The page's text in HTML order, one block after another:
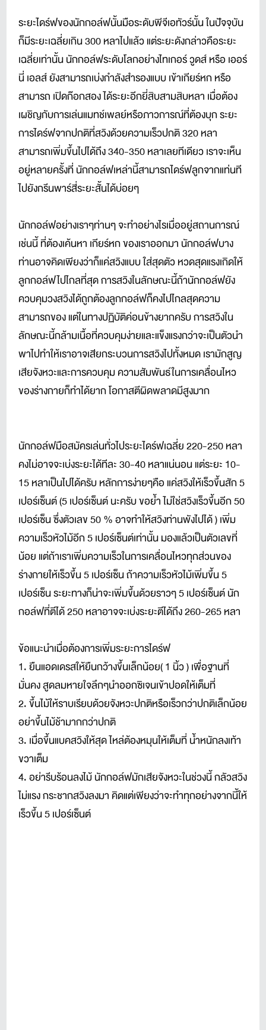
ระยะไดร์ฟของนักกอล์ฟนั้นมือระดับพีจีเอทัวร์นั้น ในปัจจุบัน
ก็มีระยะเฉลี่ยเกิน 300 หลาไปแล้ว แต่ระยะดังกล่าวคือระยะ
เฉลี่ยเท่านั้น นักกอล์ฟระดับโลกอย่างไทเกอร์ วูดส์ หรือ เออร์
นี่ เอลส์ ยังสามารถเบ่งกำลังสำรองแบบ เข้าเกียร์หก หรือ
สามารถ เปิดก๊อกสอง ได้ระยะอีกยี่สิบสามสิบหลา เมื่อต้อง
เผชิญกับการเล่นแมทช์เพลย์หรือภาวการณ์ที่ต้องบุก ระยะ
การไดร์ฟจากปกติที่สวิงด้วยความเร็วปกติ 320 หลา
สามารถเพิ่มขึ้นไปได้ถึง 340-350 หลาเลยทีเดียว เราจะเห็น
อยู่หลายครั้งที่ นักกอล์ฟเหล่านี้สามารถไดร์ฟลูกจากแท่นที
ไปยังกรีนพาร์สี่ระยะสั้นได้บ่อยๆ
นักกอล์ฟอย่างเราๆท่านๆ จะทำอย่างไรเมื่ออยู่สถานการณ์
เช่นนี้ ที่ต้องเค้นหา เกียร์หก ของเราออกมา นักกอล์ฟบาง
ท่านอาจคิดเพียงว่าก็แค่สวิงแบบ ใส่สุดตัว หวดสุดแรงเกิดให้
ลูกกอล์ฟไปไกลที่สุด การสวิงในลักษณะนี้ถ้านักกอล์ฟยัง
ควบคุมวงสวิงได้ถูกต้องลูกกอล์ฟก็คงไปไกลสุดความ
สามารถของ แต่ในทางปฏิบัติค่อนข้างยากครับ การสวิงใน
ลักษณะนี้กล้ามเนื้อที่ควบคุมง่ายและแข็งแรงกว่าจะเป็นตัวนำ
พาไปทำให้เราอาจเสียกระบวนการสวิงไปทั้งหมด เรามักสูญ
เสียจังหวะและการควบคุม ความสัมพันธ์ในการเคลื่อนไหว
ของร่างกายก็ทำได้ยาก โอกาสตีผิดพลาดมีสูงมาก
นักกอล์ฟมือสมัครเล่นทั่วไประยะไดร์ฟเฉลี่ย 220-250 หลา
คงไม่อาจจะเบ่งระยะได้ทีละ 30-40 หลาแน่นอน แต่ระยะ 10-
15 หลาเป็นไปได้ครับ หลักการง่ายๆคือ แค่สวิงให้เร็วขึ้นสัก 5
เปอร์เซ็นต์ (5 เปอร์เซ็นต์ นะครับ ขอย้ำ ไม่ใช่สวิงเร็วขึ้นอีก 50
เปอร์เซ็น ซึ่งตัวเลข 50 % อาจทำให้สวิงท่านพังไปได้ ) เพิ่ม
ความเร็วหัวไม้อีก 5 เปอร์เซ็นต์เท่านั้น มองแล้วเป็นตัวเลขที่
น้อย แต่ถ้าเราเพิ่มความเร็วในการเคลื่อนไหวทุกส่วนของ
ร่างกายให้เร็วขึ้น 5 เปอร์เซ็น ถ้าความเร็วหัวไม้เพิ่มขึ้น 5
เปอร์เซ็น ระยะทางก็น่าจะเพิ่มขึ้นด้วยราวๆ 5 เปอร์เซ็นต์ นัก
กอล์ฟที่ตีได้ 250 หลาอาจจะเบ่งระยะตีได้ถึง 260-265 หลา
ข้อแนะนำเมื่อต้องการเพิ่มระยะการไดร์ฟ
1. ยืนแอดเดรสให้ยืนกว้างขึ้นเล็กน้อย( 1 นิ้ว ) เพื่อฐานที่
มั่นคง สูดลมหายใจลึกๆนำออกซิเจนเข้าปอดให้เต็มที่
2. ขึ้นไม้ให้ราบเรียบด้วยจังหวะปกติหรือเร็วกว่าปกติเล็กน้อย
อย่าขึ้นไม้ช้ามากกว่าปกติ
3. เมื่อขึ้นแบคสวิงให้สุด ไหล่ต้องหมุนให้เต็มที่ น้ำหนักลงเท้า
ขวาเต็ม
4. อย่ารีบร้อนลงไม้ นักกอล์ฟมักเสียจังหวะในช่วงนี้ กลัวสวิง
ไม่แรง กระชากสวิงลงมา คิดแต่เพียงว่าจะทำทุกอย่างจากนี้ให้
เร็วขึ้น 5 เปอร์เซ็นต์